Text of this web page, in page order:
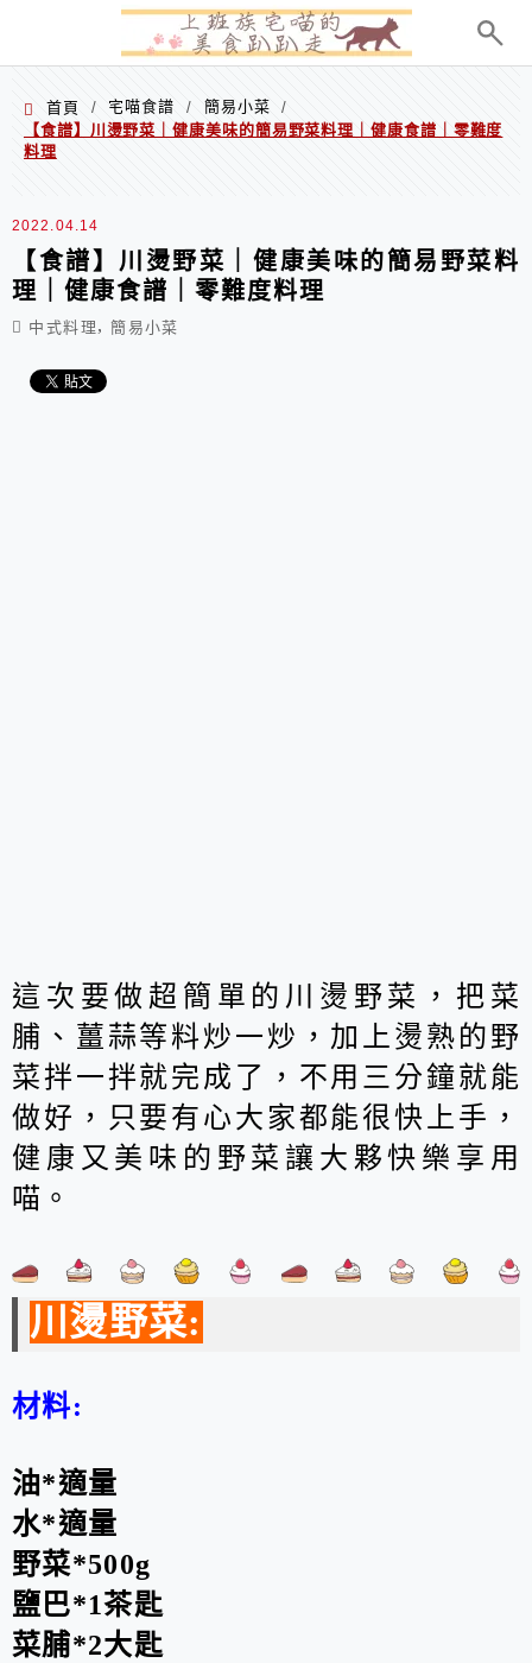
首頁 / 宅喵食譜 / 簡易小菜
/
【食譜】川燙野菜｜健康美味的簡易野菜料理｜健康食譜｜零難度
料理
2022.04.14
【食譜】川燙野菜｜健康美味的簡易野菜料
理｜健康食譜｜零難度料理
中式料理 ,簡易小菜
這次要做超簡單的川燙野菜，把菜
脯、薑蒜等料炒一炒，加上燙熟的野
菜拌一拌就完成了，不用三分鐘就能
做好，只要有心大家都能很快上手，
健康又美味的野菜讓大夥快樂享用
喵。
川燙野菜:
材料:
油*適量
水*適量
野菜*500g
鹽巴*1茶匙
菜脯*2大匙